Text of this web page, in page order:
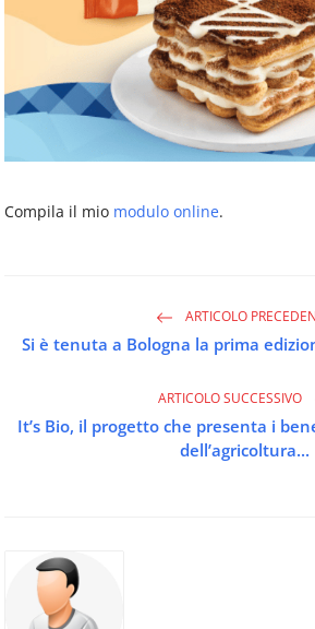
Compila il mio modulo online.
ARTICOLO
Si è tenuta a Bologna la prima
ARTICOLO SUCCESSIVO
It’s Bio, il progetto che presenta i
dell’agricoltura...